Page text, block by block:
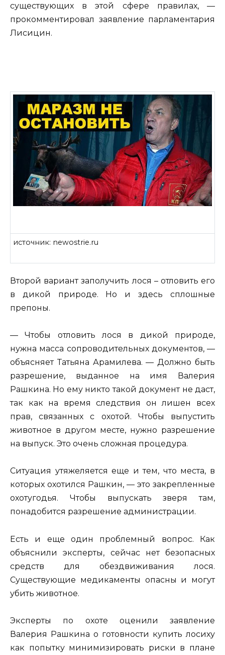
существующих в этой сфере правилах, —
прокомментировал заявление парламентария
Лисицин.
источник: newostrie.ru
Второй вариант заполучить лося – отловить его
в дикой природе. Но и здесь сплошные
препоны.
— Чтобы отловить лося в дикой природе,
нужна масса сопроводительных документов, —
объясняет Татьяна Арамилева. — Должно быть
разрешение, выданное на имя Валерия
Рашкина. Но ему никто такой документ не даст,
так как на время следствия он лишен всех
прав, связанных с охотой. Чтобы выпустить
животное в другом месте, нужно разрешение
на выпуск. Это очень сложная процедура.
Ситуация утяжеляется еще и тем, что места, в
которых охотился Рашкин, — это закрепленные
охотугодья. Чтобы выпускать зверя там,
понадобится разрешение администрации.
Есть и еще один проблемный вопрос. Как
объяснили эксперты, сейчас нет безопасных
средств для обездвиживания лося.
Существующие медикаменты опасны и могут
убить животное.
Эксперты по охоте оценили заявление
Валерия Рашкина о готовности купить лосиху
как попытку минимизировать риски в плане